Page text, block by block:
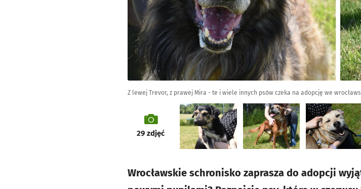
Z lewej Trevor, z prawej Mira - te i wiele innych psów czeka na adopcję we
galeria
29 zdjęć
Wrocławskie schronisko zaprasza do adopcji